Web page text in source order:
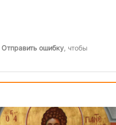
Отправить ошибку, чтобы